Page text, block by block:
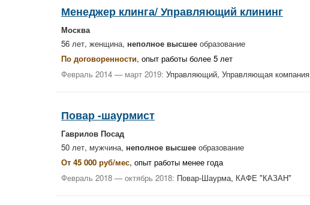
Менеджер клинга/ Управляющий клининг
Москва
56 лет, женщина, неполное высшее образование
По договоренности, опыт работы более 5 лет
Февраль 2014 — март 2019: Управляющий, Управляющая компания
Повар -шаурмист
Гаврилов Посад
50 лет, мужчина, неполное высшее образование
От 45 000 руб/мес, опыт работы менее года
Февраль 2018 — октябрь 2018: Повар-Шаурма, КАФЕ "КАЗАН"